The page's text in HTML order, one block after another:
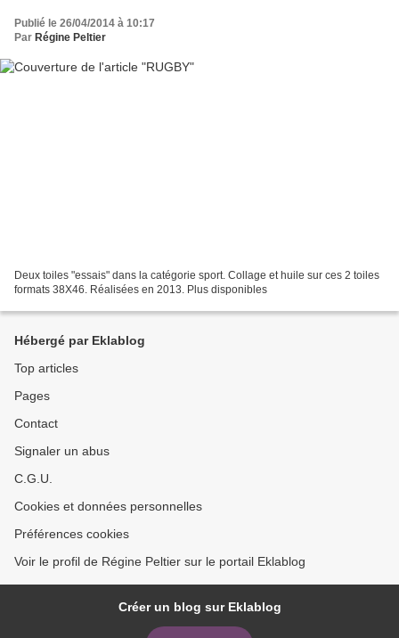
Publié le 26/04/2014 à 10:17
Par Régine Peltier
Deux toiles "essais" dans la catégorie sport. Collage et huile sur ces 2 toiles
formats 38X46. Réalisées en 2013. Plus disponibles
Hébergé par Eklablog
Top articles
Pages
Contact
Signaler un abus
C.G.U.
Cookies et données personnelles
Préférences cookies
Voir le profil de Régine Peltier sur le portail Eklablog
Créer un blog sur Eklablog